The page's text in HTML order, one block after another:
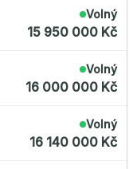
Volný
15 950 000 Kč
Volný
16 000 000 Kč
Volný
16 140 000 Kč